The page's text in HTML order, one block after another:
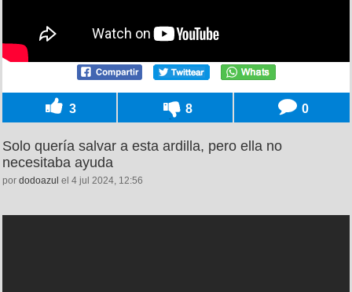
3 8 0
Solo quería salvar a esta ardilla, pero ella no
necesitaba ayuda
por dodoazul el 4 jul 2024, 12:56